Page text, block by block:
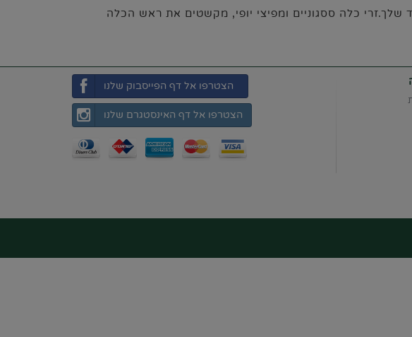
כלה ססגוניים ומפיצי יופי, מקשטים את ראש הכלה
הצטרפו אל דף הפייסבוק שלנו
הצטרפו אל דף האינסטגרם שלנו